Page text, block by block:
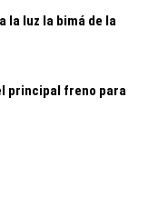
la luz la bimá de la
principal freno para